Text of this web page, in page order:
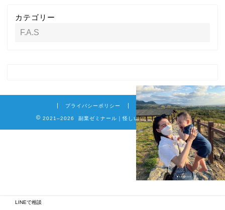
カテゴリー
プライバシーポリシー 免責事項
2021–2026 副業ゼミナール｜怪しい詐欺副業を徹底調査
LINEで相談